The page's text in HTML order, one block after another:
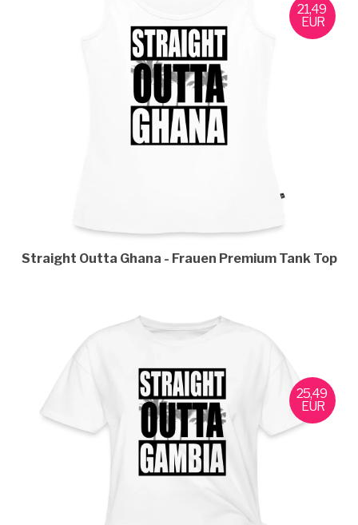
Straight Outta Ghana Frauen Premium Tank Top
21,49
EUR
25,49
EUR